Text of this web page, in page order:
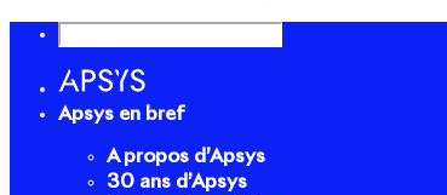
Apsys en bref
A propos d’Apsys
30 ans d’Apsys